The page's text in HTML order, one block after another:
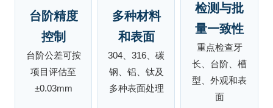
台阶精度
控制
台阶公差可按
项目评估至
±0.03mm
多种材料
和表面
304、316、碳
钢、铝、钛及
多种表面处理
检测与批
量一致性
重点检查牙
长、台阶、槽
型、外观和表
面